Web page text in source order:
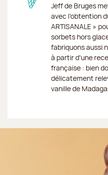
Jeff de Bruges
avec l’obtention
ARTISANALE »
sorbets hors
fabriquons aussi
à partir d'une
française : bien
délicatement
vanille de